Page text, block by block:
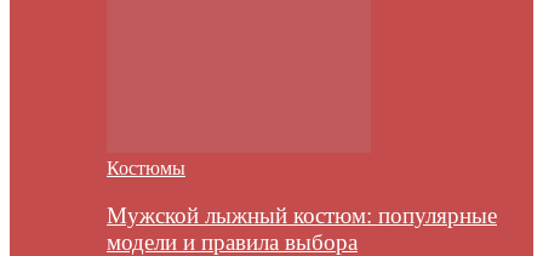
Костюмы
Мужской лыжный костюм: популярные
модели и правила выбора